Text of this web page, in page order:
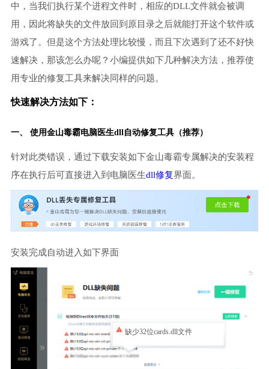
中，当我们执行某个进程文件时，相应的DLL文件就会被调
用，因此将缺失的文件放回到原目录之后就能打开这个软件或
游戏了。但是这个方法处理比较慢，而且下次遇到了还不好快
速解决，那该怎么办呢？小编提供如下几种解决方法，推荐使
用专业的修复工具来解决同样的问题。
快速解决方法如下：
一、 使用金山毒霸电脑医生dll自动修复工具（推荐）
针对此类错误，通过下载安装如下金山毒霸专属解决的安装程
序在执行后可直接进入到电脑医生dll修复界面。
安装完成自动进入如下界面
缺少32位cards.dll文件